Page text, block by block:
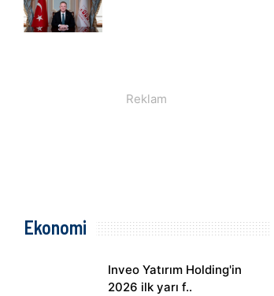
Ekonomi
Inveo Yatırım Holding'in
2026 ilk yarı f..